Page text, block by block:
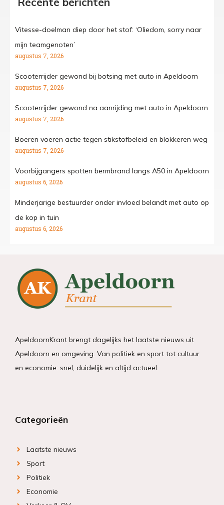
Vitesse-doelman diep door het stof: ‘Oliedom, sorry naar
mijn teamgenoten’
augustus 7, 2026
Scooterrijder gewond bij botsing met auto in Apeldoorn
augustus 7, 2026
Scooterrijder gewond na aanrijding met auto in Apeldoorn
augustus 7, 2026
Boeren voeren actie tegen stikstofbeleid en blokkeren weg
augustus 7, 2026
Voorbijgangers spotten bermbrand langs A50 in Apeldoorn
augustus 6, 2026
Minderjarige bestuurder onder invloed belandt met auto op
de kop in tuin
augustus 6, 2026
ApeldoornKrant brengt dagelijks het laatste nieuws uit
Apeldoorn en omgeving. Van politiek en sport tot cultuur
en economie: snel, duidelijk en altijd actueel.
Categorieën
Laatste nieuws
Sport
Politiek
Economie